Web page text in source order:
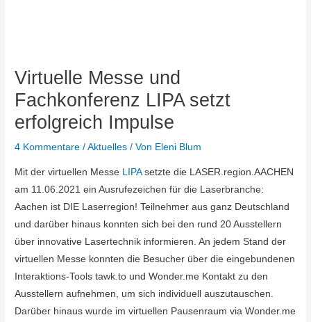
Virtuelle Messe und
Fachkonferenz LIPA setzt
erfolgreich Impulse
4 Kommentare /Aktuelles / Von Eleni Blum
Mit der virtuellen Messe LIPAsetzte die LASER.region.AACHEN
am 11.06.2021 ein Ausrufezeichen für die Laserbranche:
Aachen ist DIE Laserregion! Teilnehmer aus ganz Deutschland
und darüber hinaus konnten sich bei den rund 20 Ausstellern
über innovative Lasertechnik informieren. An jedem Stand der
virtuellen Messe konnten die Besucher über die eingebundenen
Interaktions-Tools tawk.to und Wonder.me Kontakt zu den
Ausstellern aufnehmen, um sich individuell auszutauschen.
Darüber hinaus wurde im virtuellen Pausenraum via Wonder.me